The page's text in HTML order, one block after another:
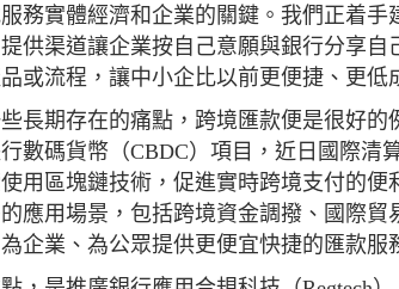
務實體經濟和企業的關鍵。我們正着
供渠道讓企業按自己意願與銀行分享自
或流程，讓中小企比以前更便捷、更低
長期存在的痛點，跨境匯款便是很好
數碼貨幣（CBDC）項目，近日國際清
用區塊鏈技術，促進實時跨境支付的便
應用場景，包括跨境資金調撥、國際
企業、為公眾提供更便宜快捷的匯款服